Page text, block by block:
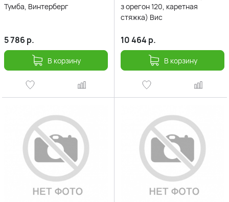
Тумба, Винтерберг
5 786 р.
В корзину
з орегон 120, каретная
стяжка) Вис
10 464 р.
В корзину